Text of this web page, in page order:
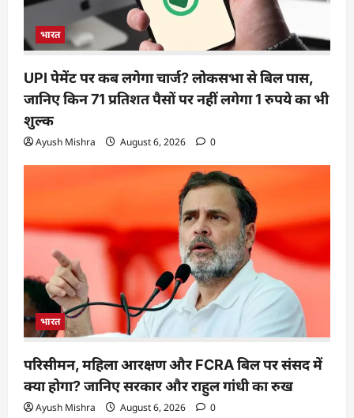
भारत
UPI पेमेंट पर कब लगेगा चार्ज? लोकसभा से बिल पास,
जानिए किन 71 प्रतिशत पैसों पर नहीं लगेगा 1 रुपये का भी
शुल्क
Ayush Mishra August 6, 2026 0
भारत
परिसीमन, महिला आरक्षण और FCRA बिल पर संसद में
क्या होगा? जानिए सरकार और राहुल गांधी का रुख
Ayush Mishra August 6, 2026 0